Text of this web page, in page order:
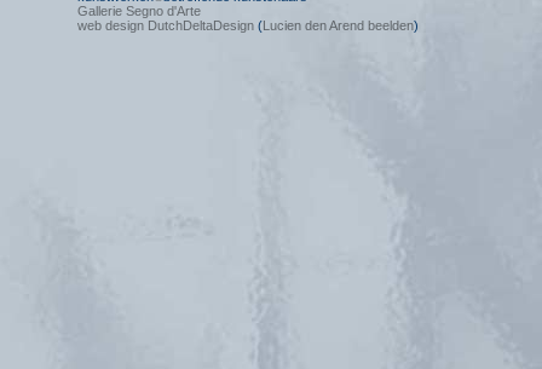
Gallerie Segno d'Arte
web design DutchDeltaDesign (Lucien den Arend beelden)